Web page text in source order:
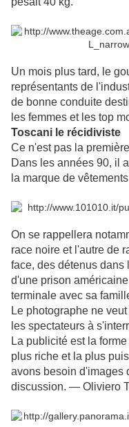
Un mois plus tard, le
représentants de
de bonne conduite
les femmes et les top
Toscani le récidiviste
Ce n'est pas la
Dans les années 90, il
la marque de
On se rappellera
race noire et l'autre de
face, des détenus dans
d'une prison
terminale avec sa
Le photographe ne
les spectateurs à
La publicité est la
plus riche et la plus
avons besoin d'images
discussion. — Oliviero